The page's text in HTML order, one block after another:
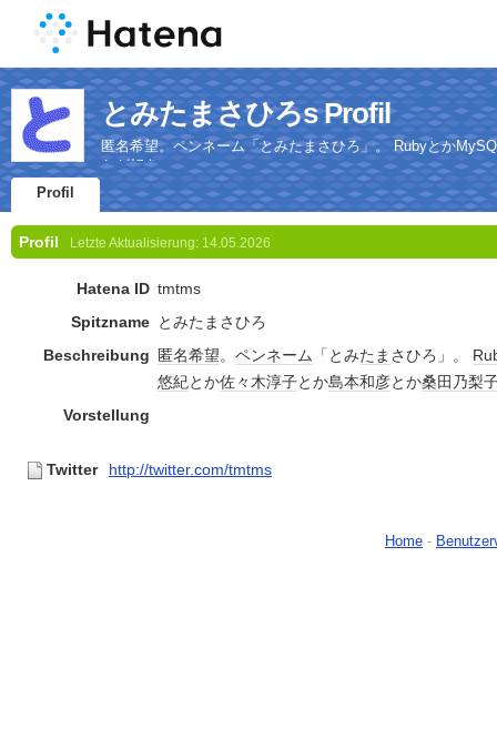
とみたまさひろs Profil
匿名希望。ペンネーム「とみたまさひろ」。 Rubyとか
かが好き
Profil
Profil Letzte Aktualisierung: 14.05.2026
Hatena ID tmtms
Spitzname とみたまさひろ
Beschreibung
匿名希望。 ペンネーム 「とみたま さひろ」。
悠紀とか佐々木淳子とか島本和彦とか桑田乃梨
Vorstellung
Twitter http://twitter.com/tmtms
Home -